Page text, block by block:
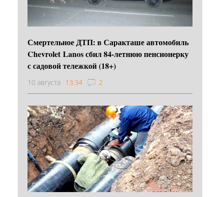
Смертельное ДТП: в Саракташе автомобиль
Chevrolet Lanos сбил 84-летнюю пенсионерку
с садовой тележкой (18+)
10 августа 13:34 2